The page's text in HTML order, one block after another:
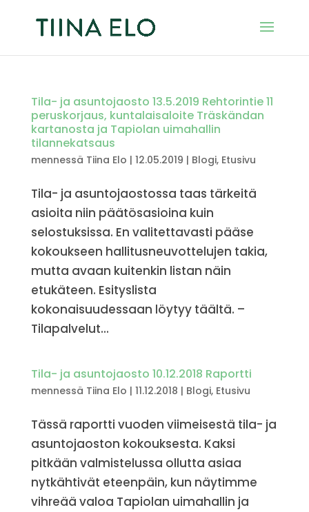
Tila- ja asuntojaosto 13.5.2019 Rehtorintie 11
peruskorjaus, kuntalaisaloite Träskändan
kartanosta ja Tapiolan uimahallin
tilannekatsaus
mennessä Tiina Elo | 12.05.2019 | Blogi, Etusivu
Tila- ja asuntojaostossa taas tärkeitä
asioita niin päätösasioina kuin
selostuksissa. En valitettavasti pääse
kokoukseen hallitusneuvottelujen takia,
mutta avaan kuitenkin listan näin
etukäteen. Esityslista
kokonaisuudessaan löytyy täältä. –
Tilapalvelut...
Tila- ja asuntojaosto 10.12.2018 Raportti
mennessä Tiina Elo | 11.12.2018 | Blogi, Etusivu
Tässä raportti vuoden viimeisestä tila- ja
asuntojaoston kokouksesta. Kaksi
pitkään valmistelussa ollutta asiaa
nytkähtivät eteenpäin, kun näytimme
vihreää valoa Tapiolan uimahallin ja